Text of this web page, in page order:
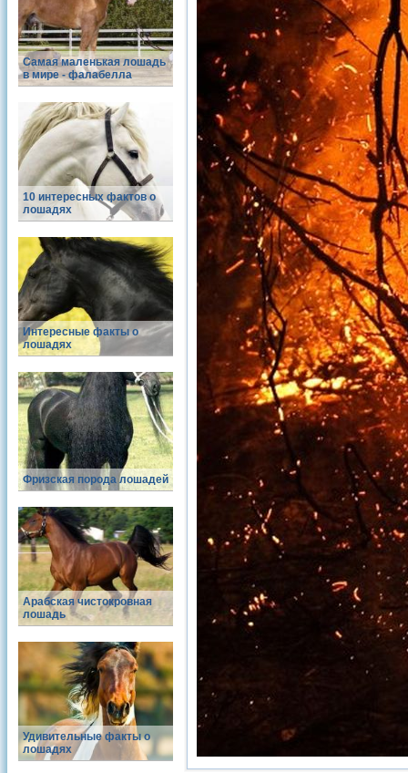
Самая маленькая лошадь
в мире - фалабелла
10 интересных фактов о
лошадях
Интересные факты о
лошадях
Фризская порода лошадей
Арабская чистокровная
лошадь
Удивительные факты о
лошадях